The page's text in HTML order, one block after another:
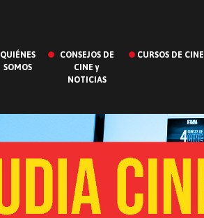
QUIÉNES
SOMOS
CONSEJOS DE
CINE y
NOTICIAS
CURSOS DE CINE